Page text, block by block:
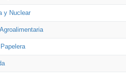
y Nuclear